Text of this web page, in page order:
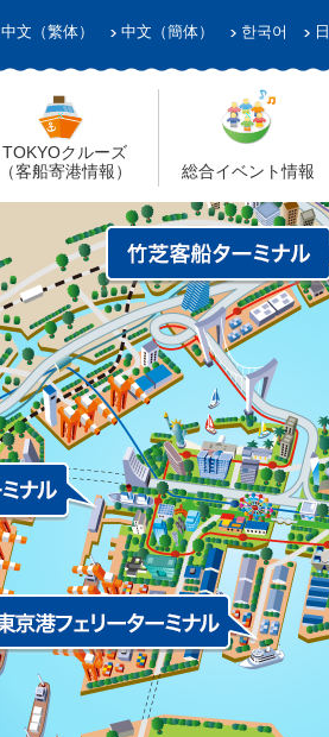
中文（繁体） 中文（簡体） 한국어
TOKYOクルーズ
（客船寄港情報）
総合イベント情報